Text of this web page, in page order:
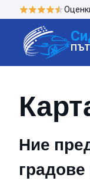
Ние
градове